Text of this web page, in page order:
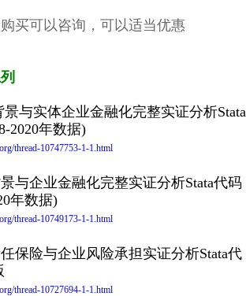
买可以咨询，可以适当优惠
景与实体企业金融化完整实证分析Stata
2020年数据)
thread-10747753-1-1.html
与企业金融化完整实证分析Stata代码
年数据)
thread-10749173-1-1.html
保险与企业风险承担实证分析Stata代
thread-10727694-1-1.html